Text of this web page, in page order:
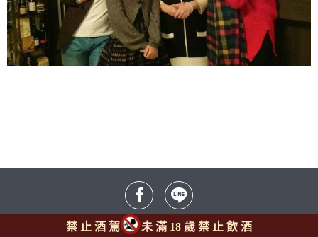
禁 止 酒 駕 未 滿 18 歲 禁 止 飲 酒